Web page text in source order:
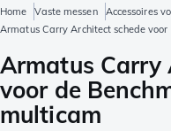
Home Vaste messen
Accessoires
Armatus Carry Architect schede
Armatus Carry
voor de
multicam